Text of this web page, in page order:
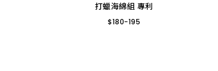
打蠟海綿組 專利
$180-195